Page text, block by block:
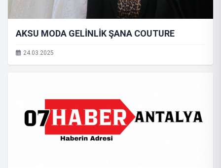
AKSU MODA GELİNLİK ŞANA COUTURE
24.03.2025